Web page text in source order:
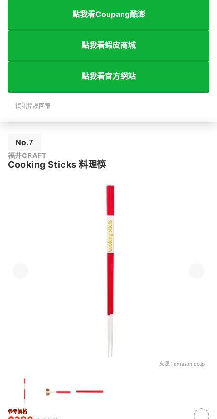
點我看Coupang酷澎
點我看蝦皮商城
點我看官方網站
資訊錯誤回報
No.7
福井CRAFT
Cooking Sticks 料理筷
來源： amazon.co.jp
參考價格